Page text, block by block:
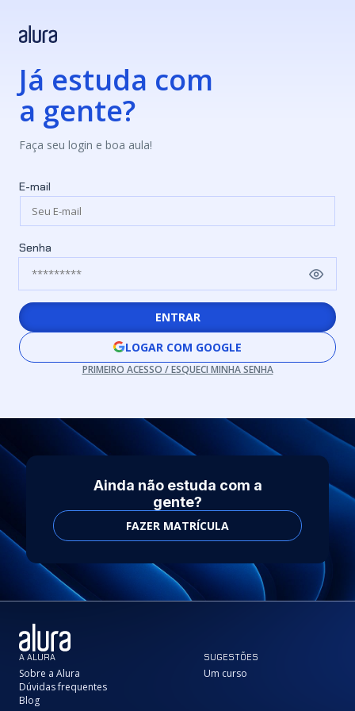
Já estuda com
a gente?
Faça seu login e boa aula!
E-mail
Senha
ENTRAR
LOGAR COM GOOGLE
PRIMEIRO ACESSO / ESQUECI MINHA SENHA
Ainda não estuda com a
gente?
FAZER MATRÍCULA
A ALURA
Sobre a Alura
Dúvidas frequentes
Blog
SUGESTÕES
Um curso